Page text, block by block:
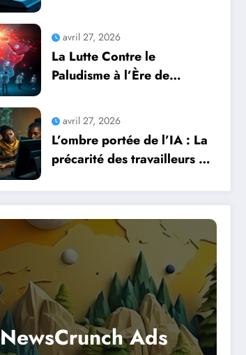
professionnels avec
l’intelligence artificielle
avril 27, 2026
La Lutte Contre le
Paludisme à l’Ère de
Une Course Contre la
Montre Africaine
avril 27, 2026
L’ombre portée de l’IA : La
précarité des travailleurs du
révolution numérique
NewsCrunch Ads